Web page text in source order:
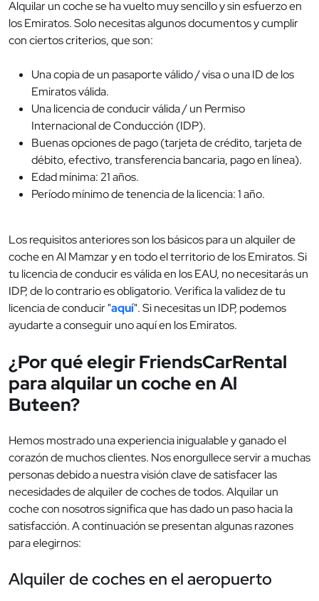
Alquilar un coche se ha vuelto muy sencillo y sin esfuerzo en
los Emiratos. Solo necesitas algunos documentos y cumplir
con ciertos criterios, que son:
Una copia de un pasaporte válido / visa o una ID de los
Emiratos válida.
Una licencia de conducir válida / un Permiso
Internacional de Conducción (IDP).
Buenas opciones de pago (tarjeta de crédito, tarjeta de
débito, efectivo, transferencia bancaria, pago en línea).
Edad mínima: 21 años.
Período mínimo de tenencia de la licencia: 1 año.
Los requisitos anteriores son los básicos para un alquiler de
coche en Al Mamzar y en todo el territorio de los Emiratos. Si
tu licencia de conducir es válida en los EAU, no necesitarás un
IDP, de lo contrario es obligatorio. Verifica la validez de tu
licencia de conducir "aquí". Si necesitas un IDP, podemos
ayudarte a conseguir uno aquí en los Emiratos.
¿Por qué elegir FriendsCarRental
para alquilar un coche en Al
Buteen?
Hemos mostrado una experiencia inigualable y ganado el
corazón de muchos clientes. Nos enorgullece servir a muchas
personas debido a nuestra visión clave de satisfacer las
necesidades de alquiler de coches de todos. Alquilar un
coche con nosotros significa que has dado un paso hacia la
satisfacción. A continuación se presentan algunas razones
para elegirnos:
Alquiler de coches en el aeropuerto